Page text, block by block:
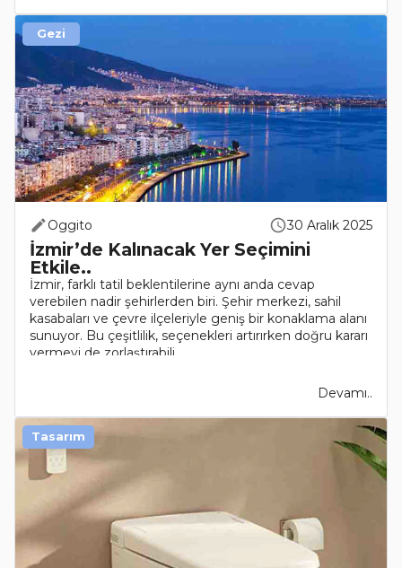
Oggito 30 Aralık 2025
İzmir’de Kalınacak Yer Seçimini
Etkile..
İzmir, farklı tatil beklentilerine aynı anda cevap
verebilen nadir şehirlerden biri. Şehir merkezi, sahil
kasabaları ve çevre ilçeleriyle geniş bir konaklama alanı
sunuyor. Bu çeşitlilik, seçenekleri artırırken doğru kararı
vermeyi de zorlaştırabili..
Devamı..
Gezi
Tasarım